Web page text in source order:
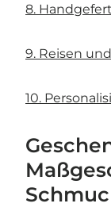
8.
9. Reisen
10.